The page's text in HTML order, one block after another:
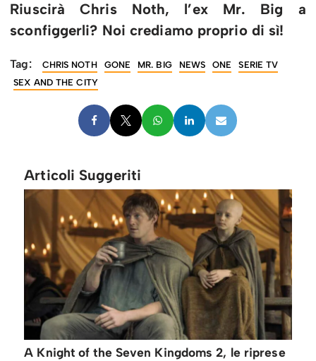
Riuscirà Chris Noth, l’ex Mr. Big a
sconfiggerli? Noi crediamo proprio di sì!
Tag: CHRIS NOTH GONE MR. BIG NEWS ONE
SERIE TV
SEX AND THE CITY
Articoli Suggeriti
A Knight of the Seven Kingdoms 2, le riprese